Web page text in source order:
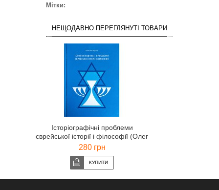
Мітки:
НЕЩОДАВНО ПЕРЕГЛЯНУТІ ТОВАРИ
Історіографічні проблеми
єврейської історії і філософії (Олег
Козерод)
280 грн